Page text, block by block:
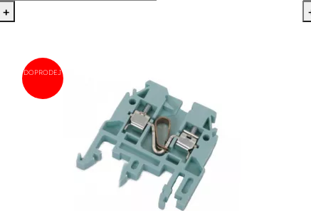
+
DOPRODEJ